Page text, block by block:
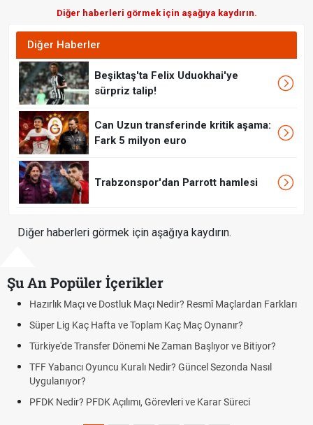
Diğer haberleri görmek için aşağıya kaydırın.
Diğer Haberler
Beşiktaş'ta Felix Uduokhai'ye
sürpriz talip!
Can Uzun transferinde kritik aşama:
Fark 5 milyon euro
Trabzonspor'dan Parrott hamlesi
Diğer haberleri görmek için aşağıya kaydırın.
Şu An Popüler İçerikler
Hazırlık Maçı ve Dostluk Maçı Nedir? Resmî Maçlardan Farkları
Süper Lig Kaç Hafta ve Toplam Kaç Maç Oynanır?
Türkiye'de Transfer Dönemi Ne Zaman Başlıyor ve Bitiyor?
TFF Yabancı Oyuncu Kuralı Nedir? Güncel Sezonda Nasıl
Uygulanıyor?
PFDK Nedir? PFDK Açılımı, Görevleri ve Karar Süreci